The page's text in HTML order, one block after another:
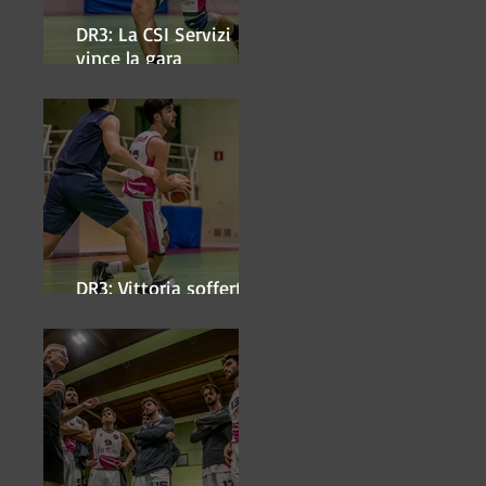
DR3: La CSI Servizi
vince la gara
DR3: Vittoria sofferta a